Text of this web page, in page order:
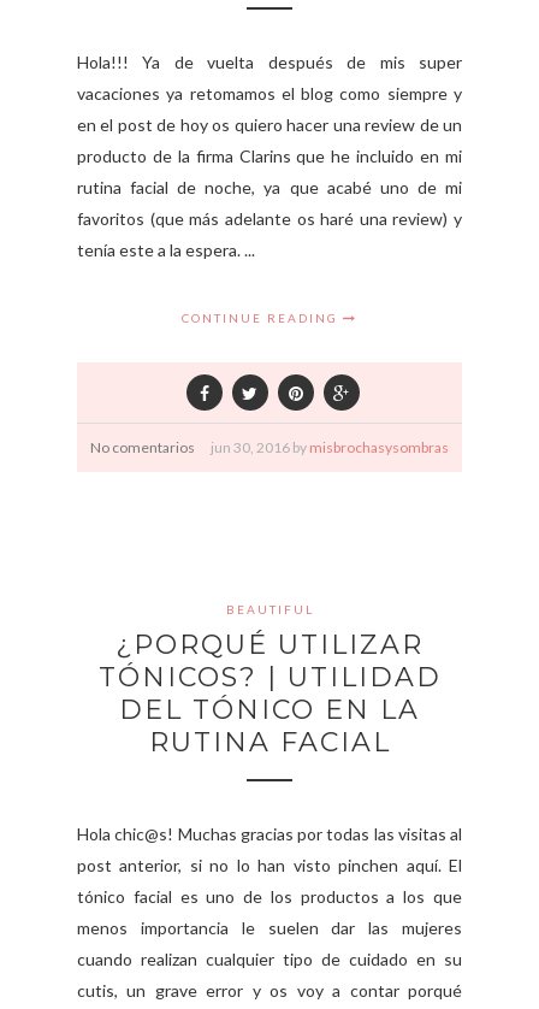
Hola!!! Ya de vuelta después de mis super
vacaciones ya retomamos el blog como siempre y
en el post de hoy os quiero hacer una review de un
producto de la firma Clarins que he incluido en mi
rutina facial de noche, ya que acabé uno de mi
favoritos (que más adelante os haré una review) y
tenía este a la espera. ...
CONTINUE READING
No comentarios jun 30, 2016 by misbrochasysombras
BEAUTIFUL
¿PORQUÉ UTILIZAR
TÓNICOS? | UTILIDAD
DEL TÓNICO EN LA
RUTINA FACIAL
Hola chic@s! Muchas gracias por todas las visitas al
post anterior, si no lo han visto pinchen aquí. El
tónico facial es uno de los productos a los que
menos importancia le suelen dar las mujeres
cuando realizan cualquier tipo de cuidado en su
cutis, un grave error y os voy a contar porqué